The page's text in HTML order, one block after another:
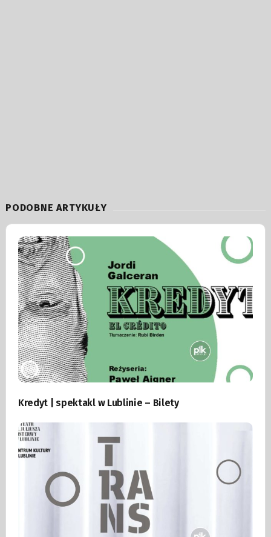
PODOBNE ARTYKUŁY
Kredyt | spektakl w Lublinie – Bilety